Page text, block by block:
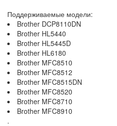
Поддерживаемые модели:
Brother DCP8110DN
Brother HL5440
Brother HL5445D
Brother HL6180
Brother MFC8510
Brother MFC8512
Brother MFC8515DN
Brother MFC8520
Brother MFC8710
Brother MFC8910
.